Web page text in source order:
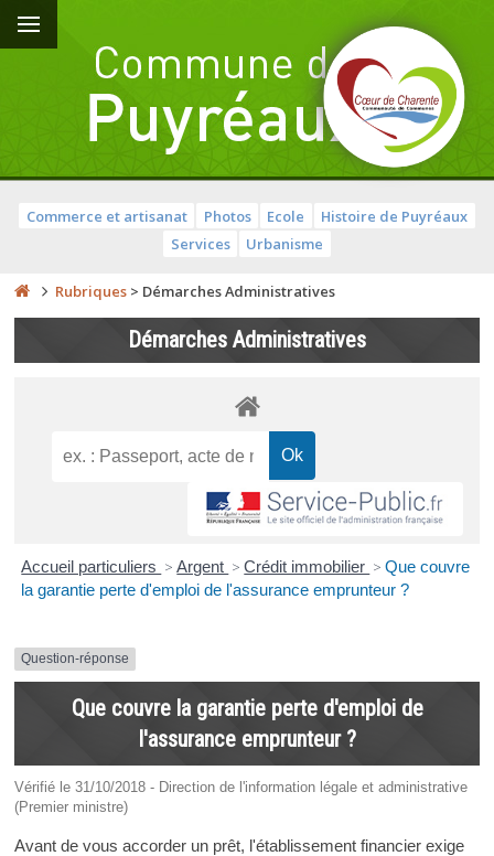
Commerce et artisanat Photos Ecole
Histoire de Puyréaux
Services
Urbanisme
Rubriques > Démarches Administratives
Démarches Administratives
Accueil particuliers > Argent > Crédit immobilier > Que couvre
la garantie perte d'emploi de l'assurance emprunteur ?
Question-réponse
Que couvre la garantie perte d'emploi de
l'assurance emprunteur ?
Vérifié le 31/10/2018 - Direction de l'information légale et administrative
(Premier ministre)
Avant de vous accorder un prêt, l'établissement financier exige